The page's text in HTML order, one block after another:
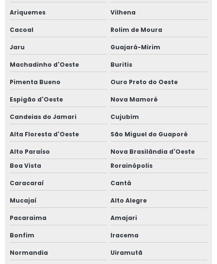
Ariquemes Vilhena
Cacoal Rolim de Moura
Jaru Guajará-Mirim
Machadinho d'Oeste Buritis
Pimenta Bueno Ouro Preto do Oeste
Espigão d'Oeste Nova Mamoré
Candeias do Jamari Cujubim
Alta Floresta d'Oeste São Miguel do Guaporé
Alto Paraíso
Nova Brasilândia d'Oeste
Boa Vista
Rorainópolis
Caracaraí Cantá
Mucajaí Alto Alegre
Pacaraima Amajari
Bonfim Iracema
Normandia Uiramutã